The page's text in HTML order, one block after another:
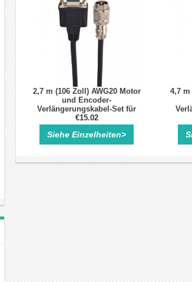
2,7 m (106 Zoll) AWG20 Motor
und Encoder-
Verlängerungskabel-Set für
Nema 23 und 24 Closed Loop
Schrittmotor
€15.02
Siehe Einzelheiten>
4,7 m